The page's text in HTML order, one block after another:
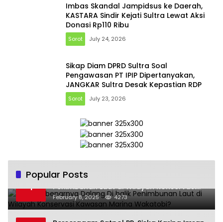
Imbas Skandal Jampidsus ke Daerah,
KASTARA Sindir Kejati Sultra Lewat Aksi
Donasi Rp110 Ribu
Sorot July 24, 2026
Sikap Diam DPRD Sultra Soal
Pengawasan PT IPIP Dipertanyakan,
JANGKAR Sultra Desak Kepastian RDP
Sorot July 23, 2026
Popular Posts
1
Siapa Sebenarnya Dalang Di balik
Penimbunan Laut di Wilayah Konservasi
Kawasan Marina Wakatobi?
February 8, 2025 4273